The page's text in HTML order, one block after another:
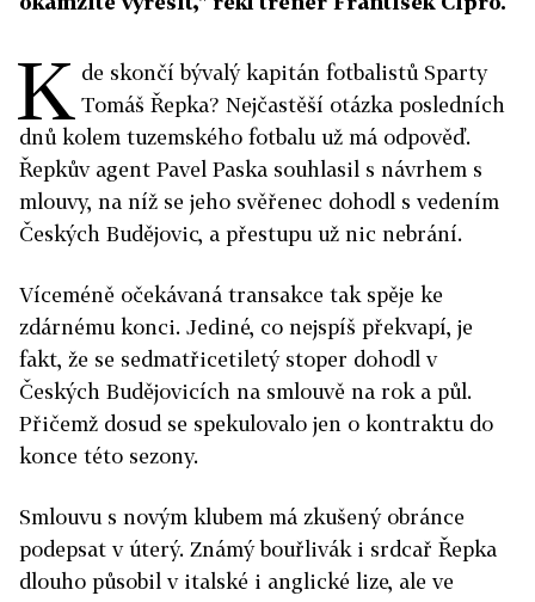
K de skončí bývalý kapitán fotbalistů Sparty
Tomáš Řepka? Nejčastěší otázka posledních
dnů kolem tuzemského fotbalu už má odpověď.
Řepkův agent Pavel Paska souhlasil s návrhem s
mlouvy, na níž se jeho svěřenec dohodl s vedením
Českých Budějovic, a přestupu už nic nebrání.
Víceméně očekávaná transakce tak spěje ke
zdárnému konci. Jediné, co nejspíš překvapí, je
fakt, že se sedmatřicetiletý stoper dohodl v
Českých Budějovicích na smlouvě na rok a půl.
Přičemž dosud se spekulovalo jen o kontraktu do
konce této sezony.
Smlouvu s novým klubem má zkušený obránce
podepsat v úterý. Známý bouřlivák i srdcař Řepka
dlouho působil v italské i anglické lize, ale ve